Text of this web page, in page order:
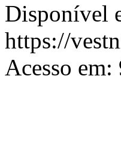
Disponível
https://
Acesso em: